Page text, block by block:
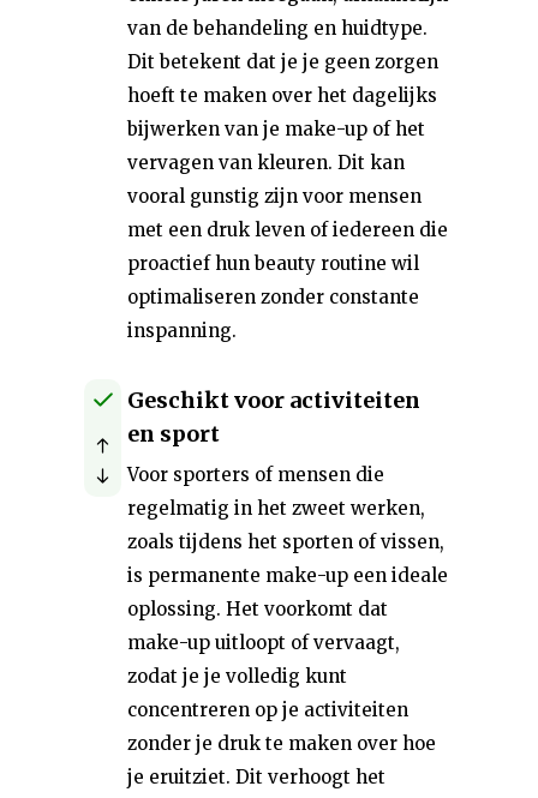
van de behandeling en huidtype.
Dit betekent dat je je geen zorgen
hoeft te maken over het dagelijks
bijwerken van je make-up of het
vervagen van kleuren. Dit kan
vooral gunstig zijn voor mensen
met een druk leven of iedereen die
proactief hun beauty routine wil
optimaliseren zonder constante
inspanning.
Geschikt voor activiteiten
en sport
Voor sporters of mensen die
regelmatig in het zweet werken,
zoals tijdens het sporten of vissen,
is permanente make-up een ideale
oplossing. Het voorkomt dat
make-up uitloopt of vervaagt,
zodat je je volledig kunt
concentreren op je activiteiten
zonder je druk te maken over hoe
je eruitziet. Dit verhoogt het